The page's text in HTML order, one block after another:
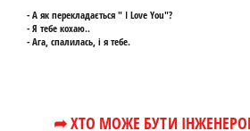
- А як перекладається " I Love You"?
- Я тебе кохаю..
- Ага, спалилась, і я тебе.
➦ ХТО МОЖЕ БУТИ